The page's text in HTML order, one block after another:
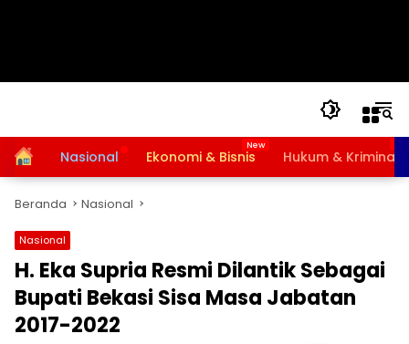
HomeNasional Ekonomi & Bisnis Hukum & Kriminal
Beranda Nasional
Nasional
H. Eka Supria Resmi Dilantik Sebagai
Bupati Bekasi Sisa Masa Jabatan
2017-2022